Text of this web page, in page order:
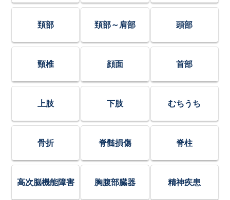
頚部 頚部～肩部 頭部
頸椎 顔面 首部
上肢 下肢 むちうち
骨折 脊髄損傷 脊柱
高次脳機能障害 胸腹部臓器 精神疾患